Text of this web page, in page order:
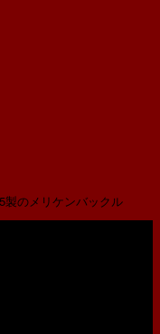
製のメリケンバックル